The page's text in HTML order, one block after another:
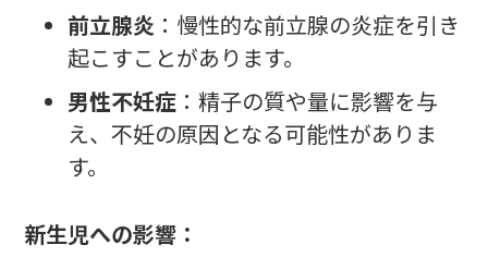
前立腺炎 ：慢性的な前立腺の炎症を引き
起こすことがあります。
男性不妊症 ：精子の質や量に影響を与
え、不妊の原因となる可能性がありま
す。
新生児への影響：